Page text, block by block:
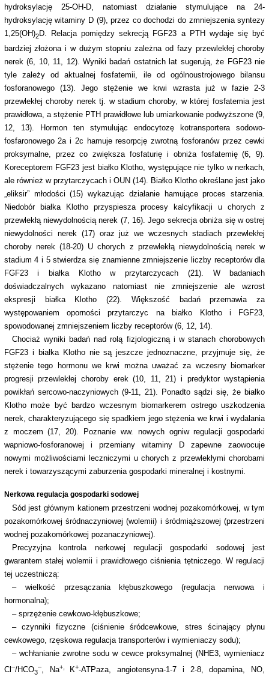
hydroksylację 25-OH-D, natomiast działanie stymulujące na 24-
hydroksylację witaminy D (9), przez co dochodzi do zmniejszenia syntezy
1,25(OH)2D. Relacja pomiędzy sekrecją FGF23 a PTH wydaje się być
bardziej złożona i w dużym stopniu zależna od fazy przewlekłej choroby
nerek (6, 10, 11, 12). Wyniki badań ostatnich lat sugerują, że FGF23 nie
tyle zależy od aktualnej fosfatemii, ile od ogólnoustrojowego bilansu
fosforanowego (13). Jego stężenie we krwi wzrasta już w fazie 2-3
przewlekłej choroby nerek tj. w stadium choroby, w której fosfatemia jest
prawidłowa, a stężenie PTH prawidłowe lub umiarkowanie podwyższone (9,
12, 13). Hormon ten stymulując endocytozę kotransportera sodowo-
fosfaronowego 2a i 2c hamuje resorpcję zwrotną fosforanów przez cewki
proksymalne, przez co zwiększa fosfaturię i obniża fosfatemię (6, 9).
Koreceptorem FGF23 jest białko Klotho, występujące nie tylko w nerkach,
ale również w przytarczycach i OUN (14). Białko Klotho określane jest jako
„eliksir” młodości (15) wykazując działanie hamujące proces starzenia.
Niedobór białka Klotho przyspiesza procesy kalcyfikacji u chorych z
przewlekłą niewydolnością nerek (7, 16). Jego sekrecja obniża się w ostrej
niewydolności nerek (17) oraz już we wczesnych stadiach przewlekłej
choroby nerek (18-20) U chorych z przewlekłą niewydolnością nerek w
stadium 4 i 5 stwierdza się znamienne zmniejszenie liczby receptorów dla
FGF23 i białka Klotho w przytarczycach (21). W badaniach
doświadczalnych wykazano natomiast nie zmniejszenie ale wzrost
ekspresji białka Klotho (22). Większość badań przemawia za
występowaniem oporności przytarczyc na białko Klotho i FGF23,
spowodowanej zmniejszeniem liczby receptorów (6, 12, 14).
Chociaż wyniki badań nad rolą fizjologiczną i w stanach chorobowych
FGF23 i białka Klotho nie są jeszcze jednoznaczne, przyjmuje się, że
stężenie tego hormonu we krwi można uważać za wczesny biomarker
progresji przewlekłej choroby erek (10, 11, 21) i predyktor wystąpienia
powikłań sercowo-naczyniowych (9-11, 21). Ponadto sądzi się, że białko
Klotho może być bardzo wczesnym biomarkerem ostrego uszkodzenia
nerek, charakteryzującego się spadkiem jego stężenia we krwi i wydalania
z moczem (17, 20). Poznanie ww. nowych ogniw regulacji gospodarki
wapniowo-fosforanowej i przemiany witaminy D zapewne zaowocuje
nowymi możliwościami leczniczymi u chorych z przewlekłymi chorobami
nerek i towarzyszącymi zaburzenia gospodarki mineralnej i kostnymi.
Nerkowa regulacja gospodarki sodowej
Sód jest głównym kationem przestrzeni wodnej pozakomórkowej, w tym
pozakomórkowej śródnaczyniowej (wolemii) i śródmiąższowej (przestrzeni
wodnej pozakomórkowej pozanaczyniowej).
Precyzyjna kontrola nerkowej regulacji gospodarki sodowej jest
gwarantem stałej wolemii i prawidłowego ciśnienia tętniczego. W regulacji
tej uczestniczą:
– wielkość przesączania kłębuszkowego (regulacja nerwowa i
hormonalna);
– sprzężenie cewkowo-kłębuszkowe;
– czynniki fizyczne (ciśnienie śródcewkowe, stres ścinający płynu
cewkowego, rzęskowa regulacja transporterów i wymieniaczy sodu);
– wchłanianie zwrotne sodu w cewce proksymalnej (NHE3, wymieniacz
Cl –/HCO3
–, Na+, K+-ATPaza, angiotensyna-1-7 i 2-8, dopamina, NO,